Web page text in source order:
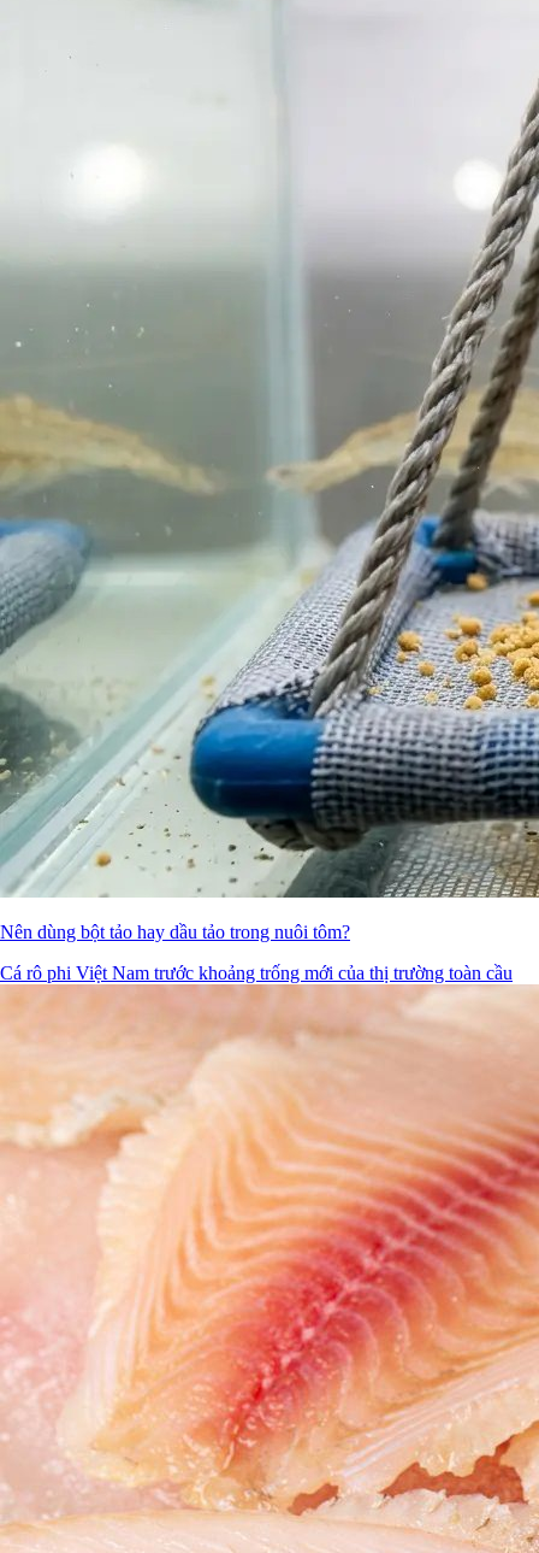
Nên dùng bột tảo hay dầu tảo trong nuôi tôm?
Cá rô phi Việt Nam trước khoảng trống mới của thị trường toàn cầu